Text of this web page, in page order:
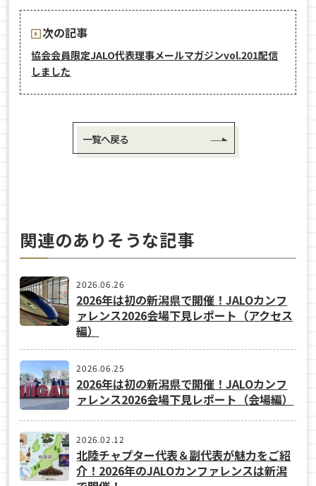
次の記事
協会会員限定JALO代表理事メールマガジンvol.201配信
しました
一覧へ戻る
関連のありそうな記事
2026.06.26
2026年は初の新潟県で開催！JALOカンフ
ァレンス2026会場下見レポート（アクセス
編）
2026.06.25
2026年は初の新潟県で開催！JALOカンフ
ァレンス2026会場下見レポート（会場編）
2026.02.12
北陸チャプター代表＆副代表が魅力をご紹
介！2026年のJALOカンファレンスは新潟